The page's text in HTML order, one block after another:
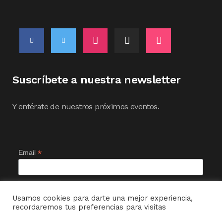
Suscríbete a nuestra newsletter
Y entérate de nuestros próximos eventos.
Email *
Usamos cookies para darte una mejor experiencia,
recordaremos tus preferencias para visitas